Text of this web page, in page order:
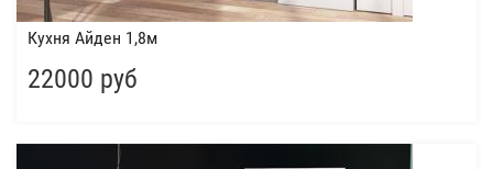
Кухня Айден 1,8м
22000 руб